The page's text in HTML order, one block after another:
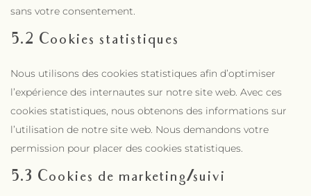
sans votre consentement.
5.2 Cookies statistiques
Nous utilisons des cookies statistiques afin d’optimiser
l’expérience des internautes sur notre site web. Avec ces
cookies statistiques, nous obtenons des informations sur
l’utilisation de notre site web. Nous demandons votre
permission pour placer des cookies statistiques.
5.3 Cookies de marketing/suivi